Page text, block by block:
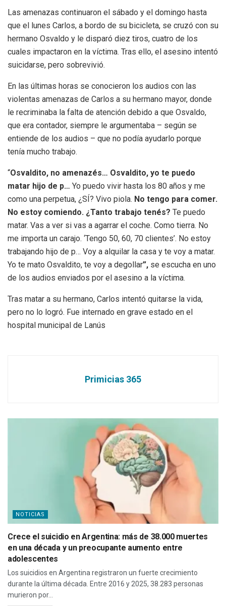
Las amenazas continuaron el sábado y el domingo hasta
que el lunes Carlos, a bordo de su bicicleta, se cruzó con su
hermano Osvaldo y le disparó diez tiros, cuatro de los
cuales impactaron en la víctima. Tras ello, el asesino intentó
suicidarse, pero sobrevivió.
En las últimas horas se conocieron los audios con las
violentas amenazas de Carlos a su hermano mayor, donde
le recriminaba la falta de atención debido a que Osvaldo,
que era contador, siempre le argumentaba – según se
entiende de los audios – que no podía ayudarlo porque
tenía mucho trabajo.
“Osvaldito, no amenazés… Osvaldito, yo te puedo
matar hijo de p… Yo puedo vivir hasta los 80 años y me
como una perpetua, ¿SÍ? Vivo piola. No tengo para comer.
No estoy comiendo. ¿Tanto trabajo tenés? Te puedo
matar. Vas a ver si vas a agarrar el coche. Como tierra. No
me importa un carajo. ‘Tengo 50, 60, 70 clientes’. No estoy
trabajando hijo de p… Voy a alquilar la casa y te voy a matar.
Yo te mato Osvaldito, te voy a degollar”, se escucha en uno
de los audios enviados por el asesino a la víctima.
Tras matar a su hermano, Carlos intentó quitarse la vida,
pero no lo logró. Fue internado en grave estado en el
hospital municipal de Lanús
Primicias 365
NOTICIAS
Crece el suicidio en Argentina: más de 38.000 muertes
en una década y un preocupante aumento entre
adolescentes
Los suicidios en Argentina registraron un fuerte crecimiento
durante la última década. Entre 2016 y 2025, 38.283 personas
murieron por...